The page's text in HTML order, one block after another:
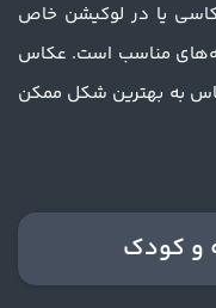
یا در لوکیشن خاص
مناسب است. عکاس
لباس به بهترین شکل ممکن
و کودک